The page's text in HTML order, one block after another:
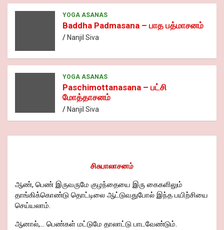
YOGA ASANAS
Baddha Padmasana – பாத பத்மாசனம்
Nanjil Siva
YOGA ASANAS
Paschimottanasana – பட்சி
மோத்தாசனம்
Nanjil Siva
சிசுபாலாசனம்
ஆண், பெண் இருவருமே குழந்தையை இரு கைகளிலும்
தாங்கிக்கொண்டு தொட்டிலை ஆட்டுவதுபோல் இந்த பயிற்சியை
செய்யலாம்.
ஆனால்,... பெண்கள் மட்டுமே தாலாட்டு பாடவேண்டும்.